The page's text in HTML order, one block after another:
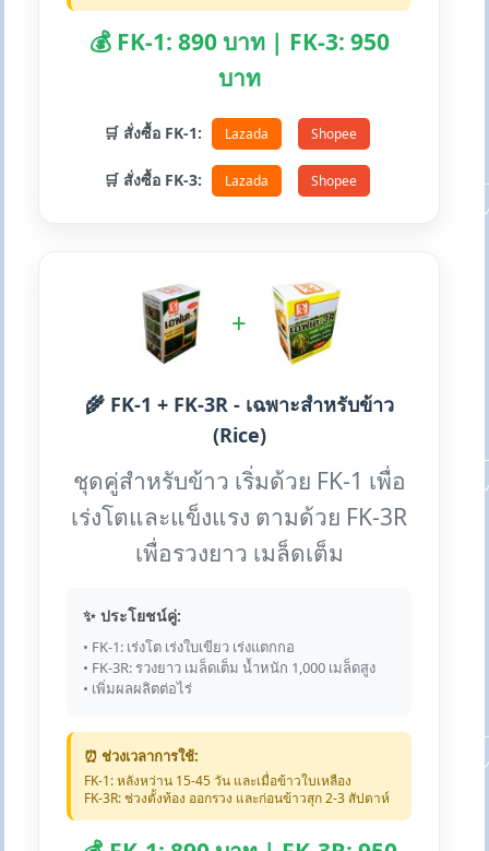
💰 FK-1: 890 บาท | FK-3: 950
บาท
🛒 สั่งซื้อ FK-1: Lazada Shopee
🛒 สั่งซื้อ FK-3: Lazada Shopee
+
🌾 FK-1 + FK-3R - เฉพาะสำหรับข้าว
(Rice)
ชุดคู่สำหรับข้าว เริ่มด้วย FK-1 เพื่อ
เร่งโตและแข็งแรง ตามด้วย FK-3R
เพื่อรวงยาว เมล็ดเต็ม
✨ ประโยชน์คู่:
• FK-1: เร่งโต เร่งใบเขียว เร่งแตกกอ
• FK-3R: รวงยาว เมล็ดเต็ม น้ำหนัก 1,000 เมล็ดสูง
• เพิ่มผลผลิตต่อไร่
⏰ ช่วงเวลาการใช้:
FK-1: หลังหว่าน 15-45 วัน และเมื่อข้าวใบเหลือง
FK-3R: ช่วงตั้งท้อง ออกรวง และก่อนข้าวสุก 2-3 สัปดาห์